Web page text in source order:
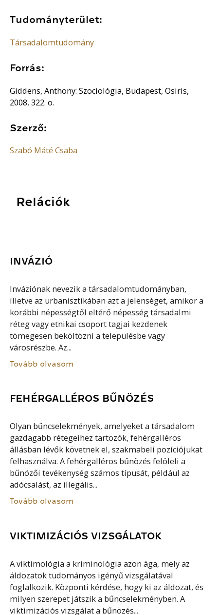
Tudományterület:
Társadalomtudomány
Forrás:
Giddens, Anthony: Szociológia, Budapest, Osiris,
2008, 322. o.
Szerző:
Szabó Máté Csaba
Relációk
INVÁZIÓ
Inváziónak nevezik a társadalomtudományban,
illetve az urbanisztikában azt a jelenséget, amikor a
korábbi népességtől eltérő népesség társadalmi
réteg vagy etnikai csoport tagjai kezdenek
tömegesen beköltözni a településbe vagy
városrészbe. Az...
Tovább olvasom
FEHÉRGALLÉROS BŰNÖZÉS
Olyan bűncselekmények, amelyeket a társadalom
gazdagabb rétegeihez tartozók, fehérgalléros
állásban lévők követnek el, szakmabeli pozíciójukat
felhasználva. A fehérgalléros bűnözés felöleli a
bűnözői tevékenység számos típusát, például az
adócsalást, az illegális...
Tovább olvasom
VIKTIMIZÁCIÓS VIZSGÁLATOK
A viktimológia a kriminológia azon ága, mely az
áldozatok tudományos igényű vizsgálatával
foglalkozik. Központi kérdése, hogy ki az áldozat, és
milyen szerepet játszik a bűncselekményben. A
viktimizációs vizsgálat a bűnözés...